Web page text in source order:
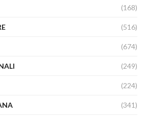
(168)
(516)
(674)
(249)
(224)
(341)